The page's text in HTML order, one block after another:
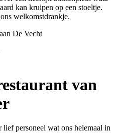
kan kruipen op een stoeltje.
welkomstdrankje.
van
personeel wat ons helemaal in